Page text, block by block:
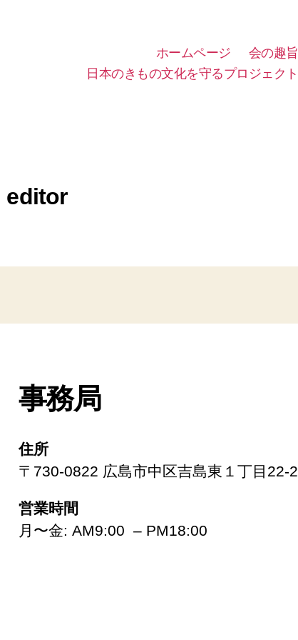
ホームページ
会の趣旨
日本のきもの文化を守るプロジェクト
editor
事務局
住所
〒730-0822 広島市中区吉島東１丁目22-2
営業時間
月〜金: AM9:00 – PM18:00